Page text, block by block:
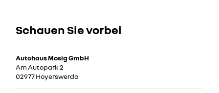
Schauen Sie vorbei
Autohaus Mosig GmbH
Am Autopark 2
02977 Hoyerswerda